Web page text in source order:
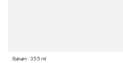
Balsam ⋅ 355 ml